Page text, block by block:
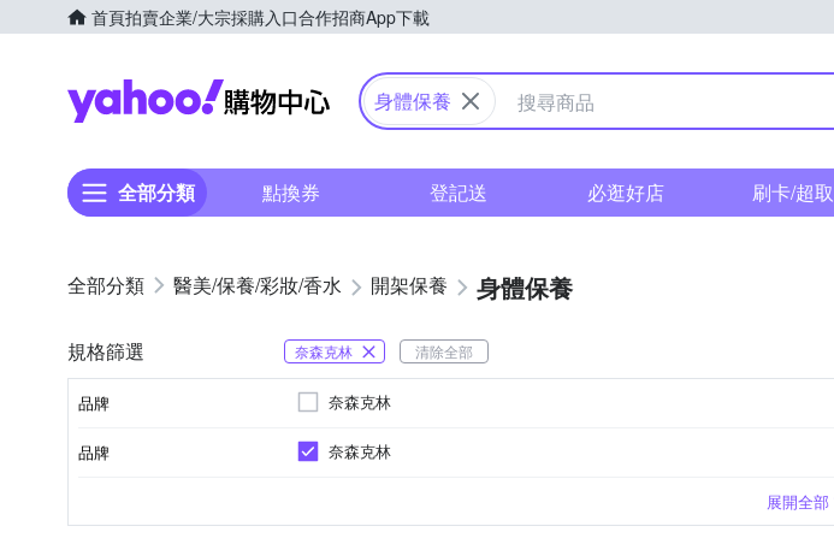
首頁拍賣企業/大宗採購入口合作招商App下載
Yahoo購物中心
身體保養
全部分類 點換券 登記送 必逛好店 刷卡/超取
醫美/保養/彩妝/香水 開架保養 身體保養
規格篩選 奈森克林 清除全部
品牌 奈森克林
品牌 奈森克林
展開全部